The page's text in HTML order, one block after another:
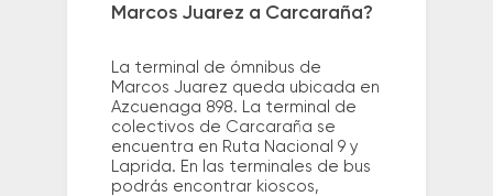
Marcos Juarez a Carcaraña?
La terminal de ómnibus de
Marcos Juarez queda ubicada en
Azcuenaga 898. La terminal de
colectivos de Carcaraña se
encuentra en Ruta Nacional 9 y
Laprida. En las terminales de bus
podrás encontrar kioscos,